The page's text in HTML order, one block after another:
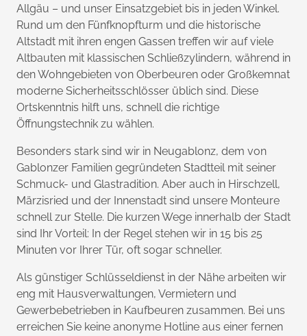
Allgäu – und unser Einsatzgebiet bis in jeden Winkel.
Rund um den Fünfknopfturm und die historische
Altstadt mit ihren engen Gassen treffen wir auf viele
Altbauten mit klassischen Schließzylindern, während in
den Wohngebieten von Oberbeuren oder Großkemnat
moderne Sicherheitsschlösser üblich sind. Diese
Ortskenntnis hilft uns, schnell die richtige
Öffnungstechnik zu wählen.
Besonders stark sind wir in Neugablonz, dem von
Gablonzer Familien gegründeten Stadtteil mit seiner
Schmuck- und Glastradition. Aber auch in Hirschzell,
Märzisried und der Innenstadt sind unsere Monteure
schnell zur Stelle. Die kurzen Wege innerhalb der Stadt
sind Ihr Vorteil: In der Regel stehen wir in 15 bis 25
Minuten vor Ihrer Tür, oft sogar schneller.
Als günstiger Schlüsseldienst in der Nähe arbeiten wir
eng mit Hausverwaltungen, Vermietern und
Gewerbebetrieben in Kaufbeuren zusammen. Bei uns
erreichen Sie keine anonyme Hotline aus einer fernen